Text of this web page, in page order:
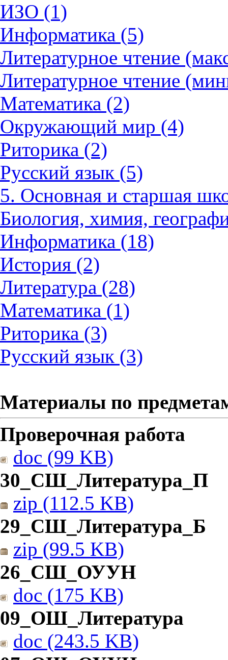
ИЗО (1)
Информатика (5)
Литературное чтение
Литературное чтение
Математика (2)
Окружающий мир (4)
Риторика (2)
Русский язык (5)
5. Основная и старшая
Биология, химия,
Информатика (18)
История (2)
Литература (28)
Математика (1)
Риторика (3)
Русский язык (3)
Материалы по
Проверочная работа
doc (99 KB)
30_СШ_Литература_П
zip (112.5 KB)
29_СШ_Литература_Б
zip (99.5 KB)
26_СШ_ОУУН
doc (175 KB)
09_ОШ_Литература
doc (243.5 KB)